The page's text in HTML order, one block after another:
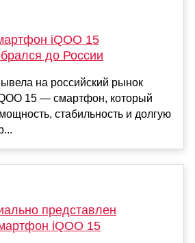
iQOO 15
до России
на российский рынок
15 — смартфон, который
стабильность и долгую
представлен
iQOO 15